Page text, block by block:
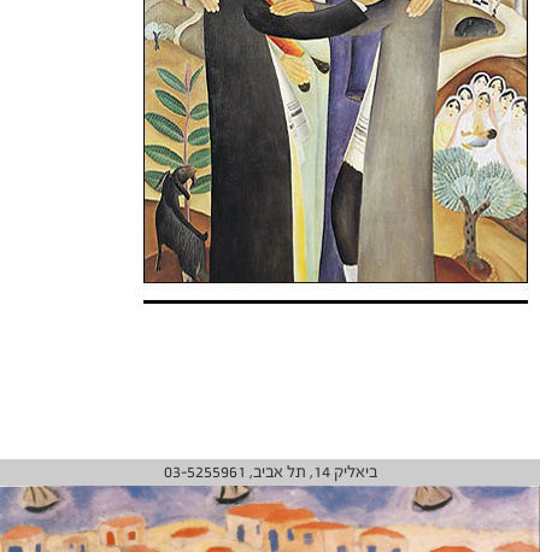
ביאליק 14, תל אביב, 03-5255961